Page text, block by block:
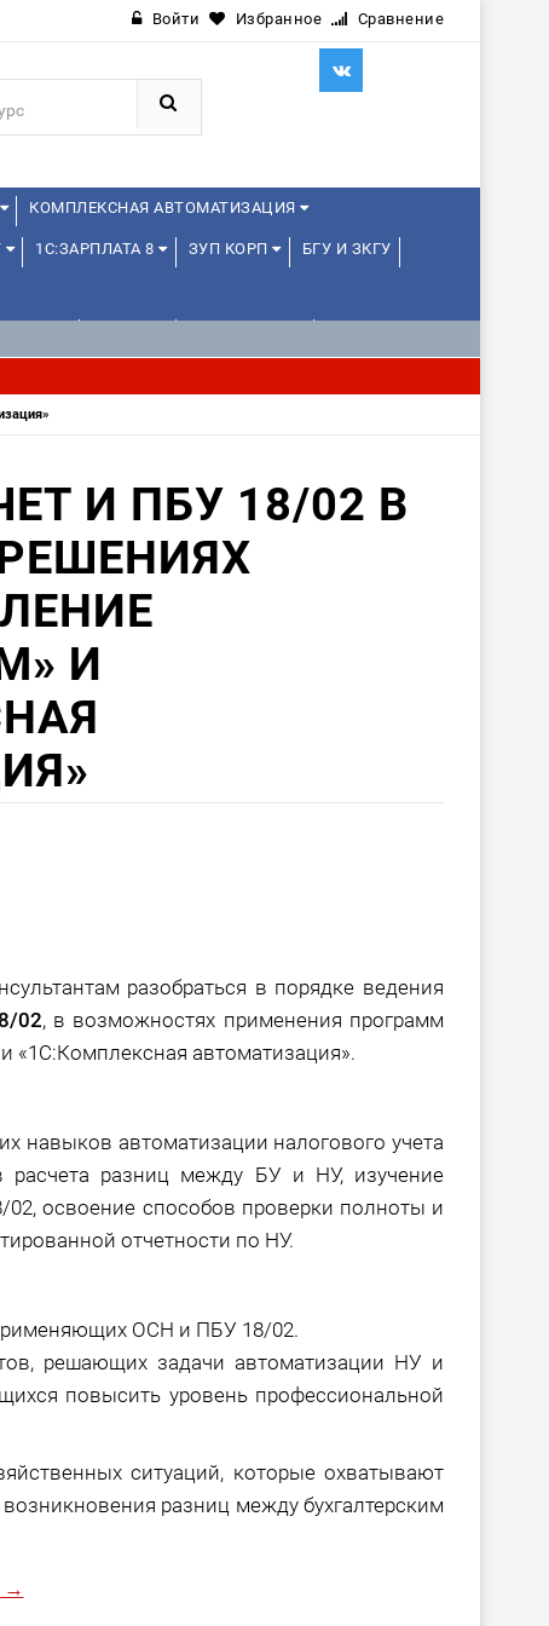
Войти Избранное Сравнение
КОМПЛЕКСНАЯ АВТОМАТИЗАЦИЯ
1С:ЗАРПЛАТА 8 ЗУП КОРП БГУ И ЗКГУ
И ПБУ 18/02 В
И
разобраться в порядке ведения
02, в возможностях применения программ
«1С:Комплексная автоматизация».
навыков автоматизации налогового учета
расчета разниц между БУ и НУ, изучение
освоение способов проверки полноты и
отчетности по НУ.
ОСН и ПБУ 18/02.
решающих задачи автоматизации НУ и
повысить уровень профессиональной
ситуаций, которые охватывают
разниц между бухгалтерским
→